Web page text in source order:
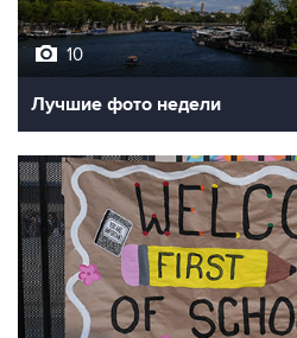
10
Лучшие фото недели